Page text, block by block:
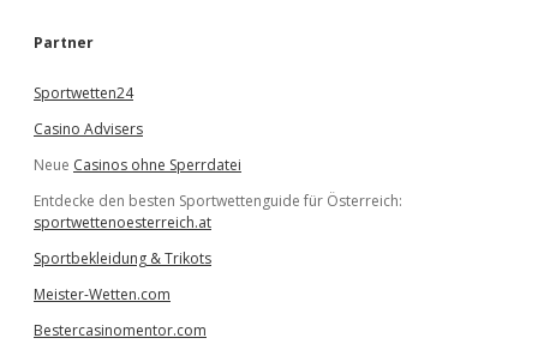
e
Partner
Sportwetten24
Casino Advisers
Neue Casinos ohne Sperrdatei
Entdecke den besten Sportwettenguide für Österreich:
sportwettenoesterreich.at
Sportbekleidung & Trikots
Meister-Wetten.com
Bestercasinomentor.com